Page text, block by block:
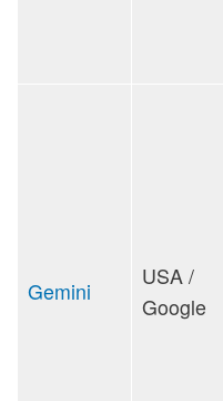
Gemini
USA /
Google